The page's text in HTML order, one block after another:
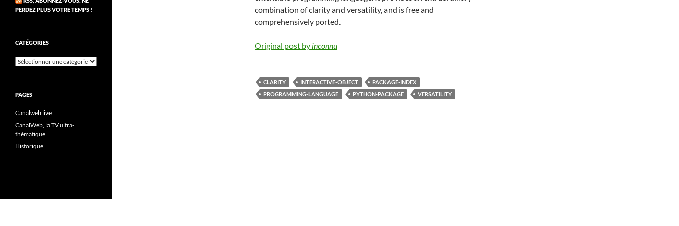
combination of clarity and versatility, and is free and
comprehensively ported.
Original post by inconnu
CLARITY INTERACTIVE-OBJECT
PACKAGE-INDEX
PROGRAMMING-LANGUAGE
PYTHON-PACKAGE VERSATILITY
PERDEZ PLUS VOTRE TEMPS !
CATÉGORIES
Catégories
PAGES
Canalweb live
CanalWeb, la TV ultra-
thématique
Historique